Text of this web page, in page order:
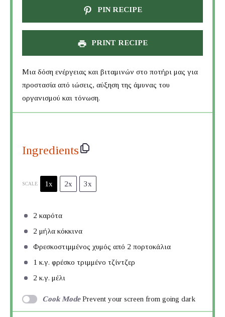
PIN RECIPE
PRINT RECIPE
Μια δόση ενέργειας και βιταμινών στο ποτήρι μας για
προστασία από ιώσεις, αύξηση της άμυνας του
οργανισμού και τόνωση.
Ingredients
SCALE 1x 2x 3x
2 καρότα
2 μήλα κόκκινα
Φρεσκοστιμμένος χυμός από 2 πορτοκάλια
1 κ.γ. φρέσκο τριμμένο τζίντζερ
2 κ.γ. μέλι
Cook Mode Prevent your screen from going dark